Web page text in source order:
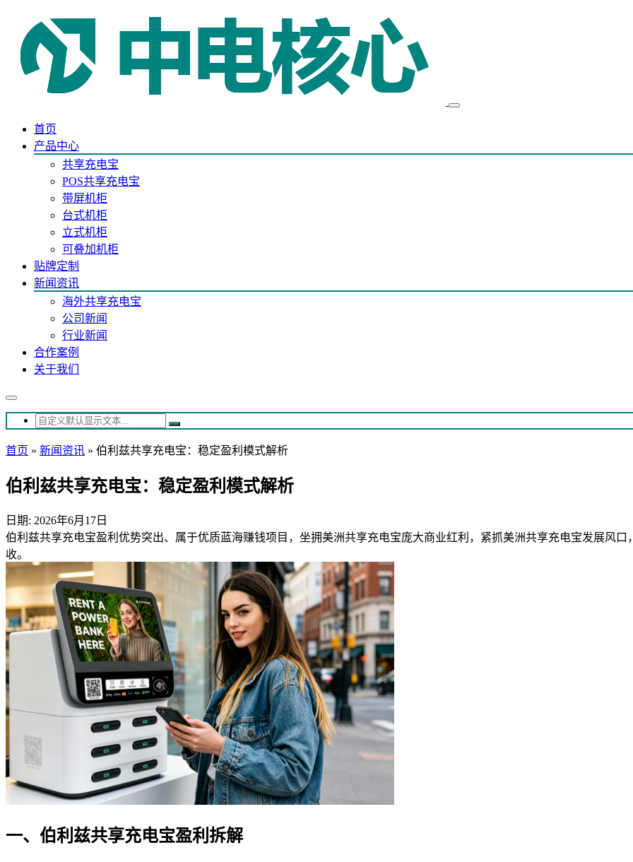
首页
产品中心
共享充电宝
POS共享充电宝
带屏机柜
台式机柜
立式机柜
可叠加机柜
贴牌定制
新闻资讯
海外共享充电宝
公司新闻
行业新闻
合作案例
关于我们
首页 » 新闻资讯 » 伯利兹共享充电宝：稳定盈利模式解析
伯利兹共享充电宝：稳定盈利模式解析
日期: 2026年6月17日
伯利兹共享充电宝盈利优势突出、属于优质蓝海赚钱项目，坐拥美洲共享充电宝庞大商业红利，紧抓美洲共享充电宝发展风
收。
一、伯利兹共享充电宝盈利拆解